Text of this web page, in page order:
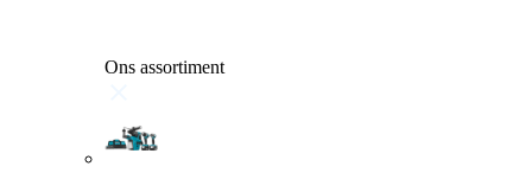
Ons assortiment